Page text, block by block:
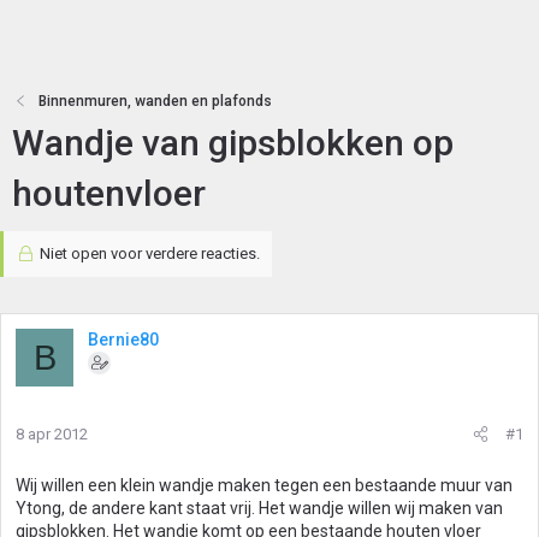
Binnenmuren, wanden en plafonds
Wandje van gipsblokken op
houtenvloer
Niet open voor verdere reacties.
B Bernie80
8 apr 2012 #1
Wij willen een klein wandje maken tegen een bestaande muur van
Ytong, de andere kant staat vrij. Het wandje willen wij maken van
gipsblokken. Het wandje komt op een bestaande houten vloer